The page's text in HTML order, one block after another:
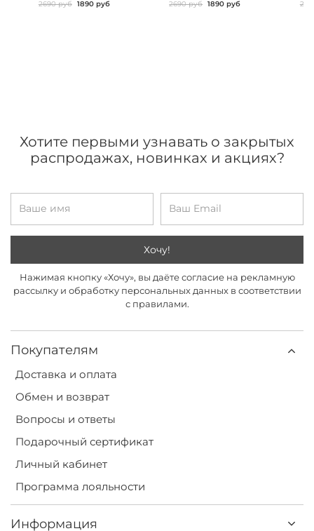
2690 руб 1890 руб
2690 руб 1890 руб
Покупателям
Доставка и оплата
Обмен и возврат
Вопросы и ответы
Подарочный сертификат
Личный кабинет
Программа лояльности
Информация
Хотите первыми узнавать о закрытых
распродажах, новинках и акциях?
Хочу!
Нажимая кнопку «Хочу», вы даёте согласие на рекламную
рассылку и обработку персональных данных в соответствии
с правилами.